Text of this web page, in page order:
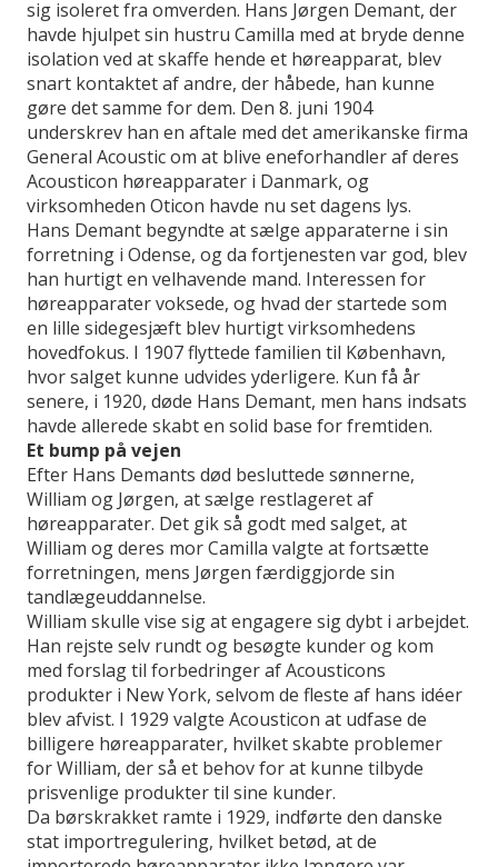
sig isoleret fra omverden. Hans Jørgen Demant, der
havde hjulpet sin hustru Camilla med at bryde denne
isolation ved at skaffe hende et høreapparat, blev
snart kontaktet af andre, der håbede, han kunne
gøre det samme for dem. Den 8. juni 1904
underskrev han en aftale med det amerikanske firma
General Acoustic om at blive eneforhandler af deres
Acousticon høreapparater i Danmark, og
virksomheden Oticon havde nu set dagens lys.
Hans Demant begyndte at sælge apparaterne i sin
forretning i Odense, og da fortjenesten var god, blev
han hurtigt en velhavende mand. Interessen for
høreapparater voksede, og hvad der startede som
en lille sidegesjæft blev hurtigt virksomhedens
hovedfokus. I 1907 flyttede familien til København,
hvor salget kunne udvides yderligere. Kun få år
senere, i 1920, døde Hans Demant, men hans indsats
havde allerede skabt en solid base for fremtiden.
Et bump på vejen
Efter Hans Demants død besluttede sønnerne,
William og Jørgen, at sælge restlageret af
høreapparater. Det gik så godt med salget, at
William og deres mor Camilla valgte at fortsætte
forretningen, mens Jørgen færdiggjorde sin
tandlægeuddannelse.
William skulle vise sig at engagere sig dybt i arbejdet.
Han rejste selv rundt og besøgte kunder og kom
med forslag til forbedringer af Acousticons
produkter i New York, selvom de fleste af hans idéer
blev afvist. I 1929 valgte Acousticon at udfase de
billigere høreapparater, hvilket skabte problemer
for William, der så et behov for at kunne tilbyde
prisvenlige produkter til sine kunder.
Da børskrakket ramte i 1929, indførte den danske
stat importregulering, hvilket betød, at de